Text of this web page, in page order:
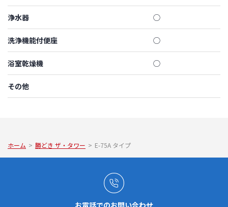
浄水器 ◯
洗浄機能付便座 ◯
浴室乾燥機 ◯
その他
ホーム > 勝どき ザ・タワー > E-75A タイプ
お電話でのお問い合わせ